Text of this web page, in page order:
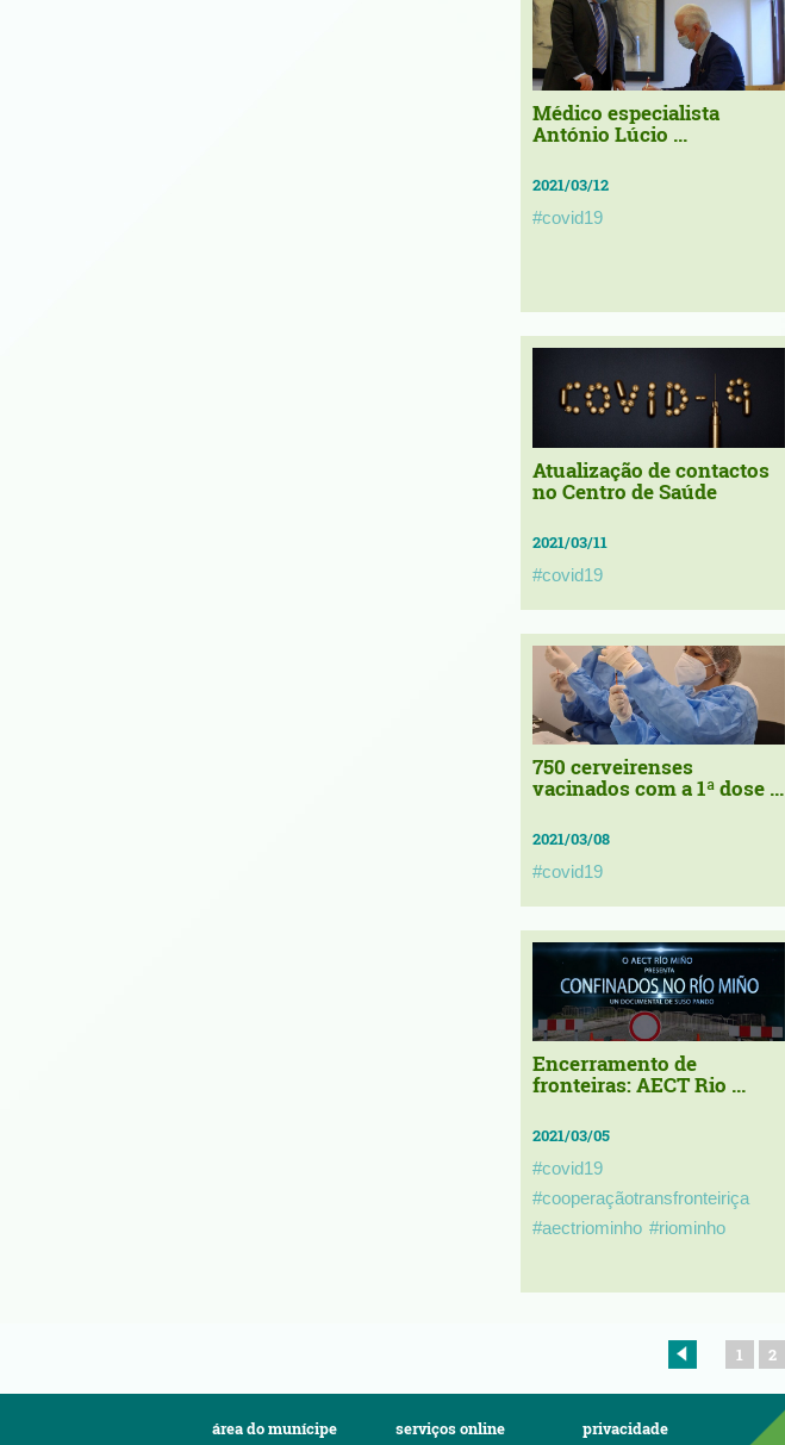
Médico especialista
António Lúcio ...
2021/03/12
#covid19
Atualização de contactos
no Centro de Saúde
2021/03/11
#covid19
750 cerveirenses
vacinados com a 1ª dose ...
2021/03/08
#covid19
Encerramento de
fronteiras: AECT Rio ...
2021/03/05
#covid19
#cooperaçãotransfronteiriça
#aectriominho #riominho
1 2
área do munícipe serviços online privacidade